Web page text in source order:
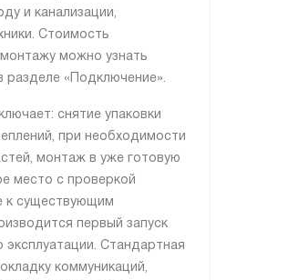
и канализации,
Стоимость
можно узнать
«Подключение».
снятие упаковки
при необходимости
монтаж в уже готовую
место с проверкой
к существующим
первый запуск
эксплуатации. Стандартная
коммуникаций,